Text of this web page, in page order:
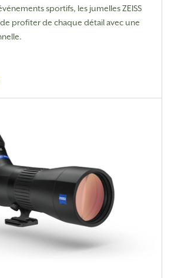
sportifs, les jumelles ZEISS
profiter de chaque détail avec une